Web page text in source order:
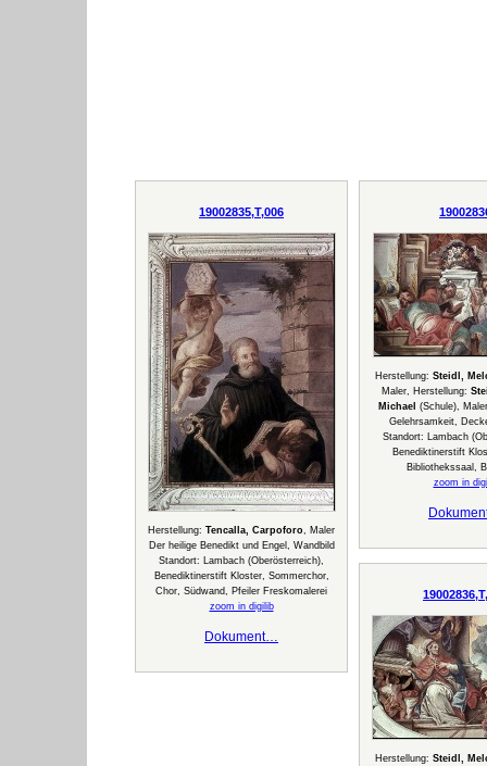
19002835,T,006
Herstellung: Tencalla, Carpoforo , Maler
Der heilige Benedikt und Engel, Wandbild
Standort: Lambach (Oberösterreich),
Benediktinerstift Kloster, Sommerchor,
Chor, Südwand, Pfeiler Freskomalerei
zoom in digilib
Dokument…
Herstellung: Steidl,
Maler, Herstellung:
Michael (Schule),
Gelehrsamkeit,
Standort: Lambach
Benediktinerstift
Bibliothekssaal,
zoom in
Herstellung: Steidl,